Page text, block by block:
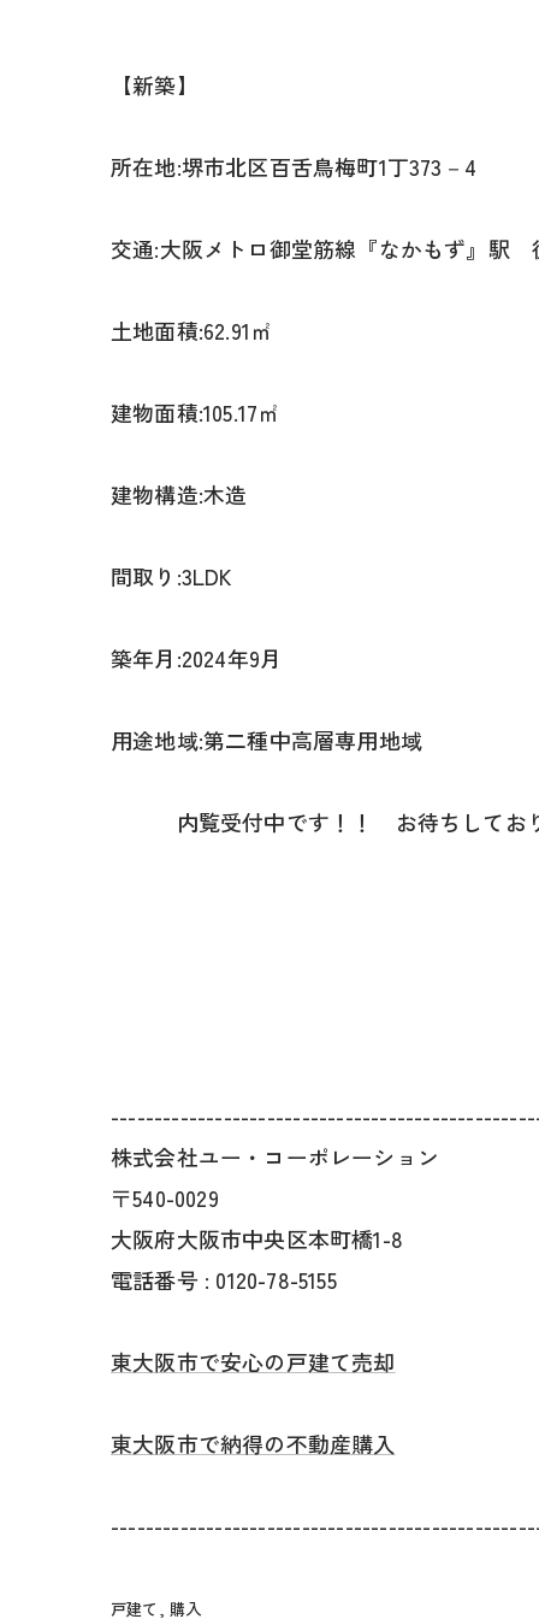
【新築】
所在地:堺市北区百舌鳥梅町1丁373－4
交通:大阪メトロ御堂筋線『なかもず』駅
土地面積:62.91㎡
建物面積:105.17㎡
建物構造:木造
間取り:3LDK
築年月:2024年9月
用途地域:第二種中高層専用地域
内覧受付中です！！ お待ちしてお
株式会社ユー・コーポレーション
〒540-0029
大阪府大阪市中央区本町橋1-8
電話番号 : 0120-78-5155
東大阪市で安心の戸建て売却
東大阪市で納得の不動産購入
戸建て 購入